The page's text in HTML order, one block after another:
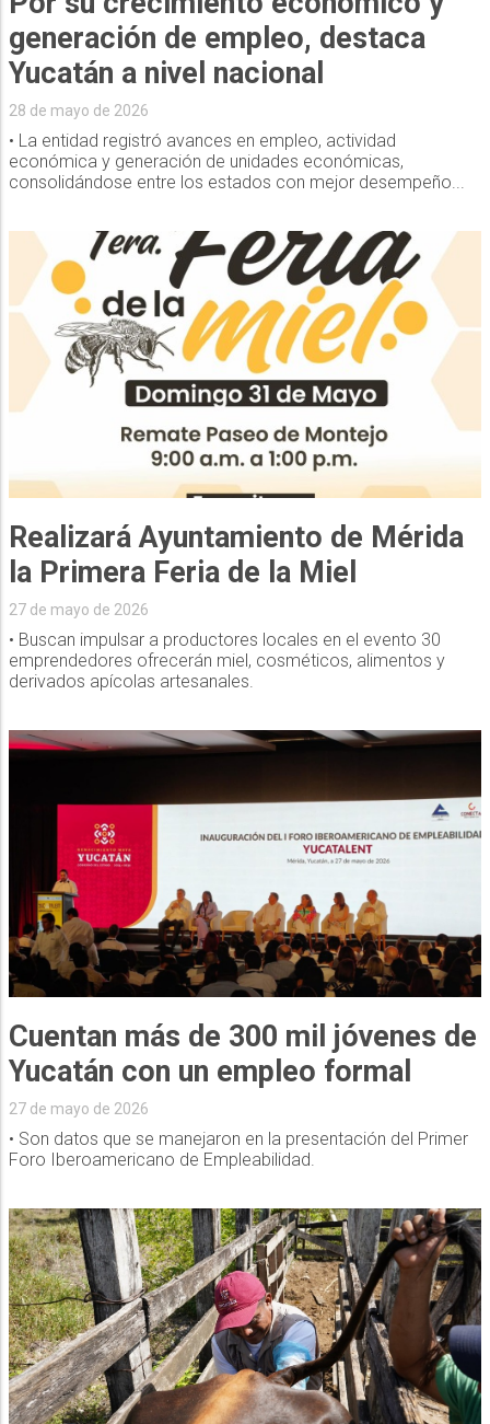
generación de empleo, destaca
Yucatán a nivel nacional
28 de mayo de 2026
• La entidad registró avances en empleo, actividad
económica y generación de unidades económicas,
consolidándose entre los estados con mejor desempeño...
Realizará Ayuntamiento de Mérida
la Primera Feria de la Miel
27 de mayo de 2026
• Buscan impulsar a productores locales en el evento 30
emprendedores ofrecerán miel, cosméticos, alimentos y
derivados apícolas artesanales.
Cuentan más de 300 mil jóvenes de
Yucatán con un empleo formal
27 de mayo de 2026
• Son datos que se manejaron en la presentación del Primer
Foro Iberoamericano de Empleabilidad.